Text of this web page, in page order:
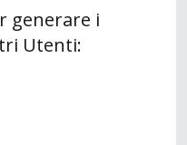
generare i
Utenti: